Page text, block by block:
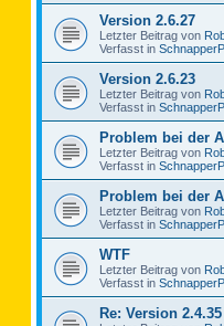
Version 2.6.27
Letzter Beitrag von
Verfasst in
Version 2.6.23
Letzter Beitrag von
Verfasst in
Problem bei der
Letzter Beitrag von
Verfasst in
Problem bei der
Letzter Beitrag von
Verfasst in
WTF
Letzter Beitrag von
Verfasst in
Re: Version 2.4.35